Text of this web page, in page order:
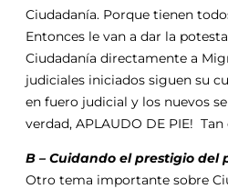
Ciudadanía. Porque tienen
Entonces le van a dar la
Ciudadanía directamente a
judiciales iniciados siguen su
en fuero judicial y los nuevos
verdad, APLAUDO DE PIE!
B – Cuidando el prestigio
Otro tema importante sobre